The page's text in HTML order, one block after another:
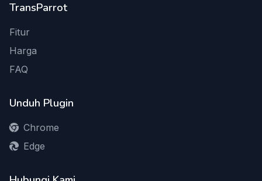
TransParrot
Fitur
Harga
FAQ
Unduh Plugin
Chrome
Edge